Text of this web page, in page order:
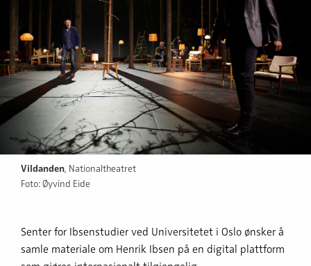
Vildanden, Nationaltheatret
Foto: Øyvind Eide
Senter for Ibsenstudier ved Universitetet i Oslo ønsker å
samle materiale om Henrik Ibsen på en digital plattform